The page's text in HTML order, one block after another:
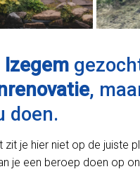
Izegem
,
doen.
je hier niet op de juiste
je een beroep doen op